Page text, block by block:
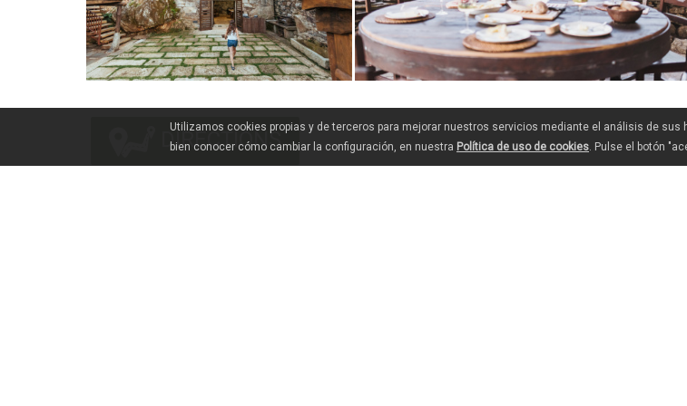
DIRECTIONS
Utilizamos cookies propias y de terceros para mejorar nuestros servicios mediante el análisis de
bien conocer cómo cambiar la configuración, en nuestra Política de uso de cookies. Pulse el botón